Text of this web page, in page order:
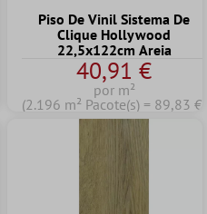
Piso De Vinil Sistema De
Clique Hollywood
22,5x122cm Areia
40,91 €
por m²
(2.196 m² Pacote(s) = 89,83 €)